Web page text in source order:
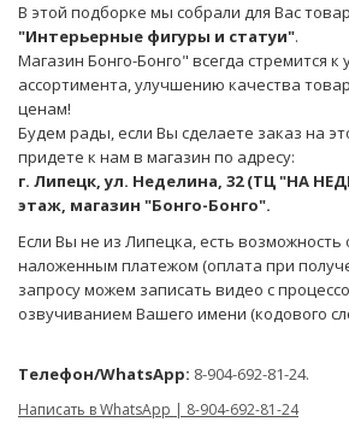
В этой подборке мы собрали для Вас
"Интерьерные фигуры и статуи".
Магазин Бонго-Бонго" всегда стремится
ассортимента, улучшению качества
ценам!
Будем рады, если Вы сделаете заказ на
придете к нам в магазин по адресу:
г. Липецк, ул. Неделина, 32 (ТЦ "НА
этаж, магазин "Бонго-Бонго".
Если Вы не из Липецка, есть возможность
наложенным платежом (оплата при
запросу можем записать видео с
озвучиванием Вашего имени (кодового
Телефон/WhatsApp: 8-904-692-81-24.
Написать в WhatsApp | 8-904-692-81-24